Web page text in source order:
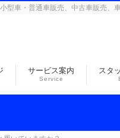
型車・普通車販売、中古車販売、
サービス案内
Service
スタ